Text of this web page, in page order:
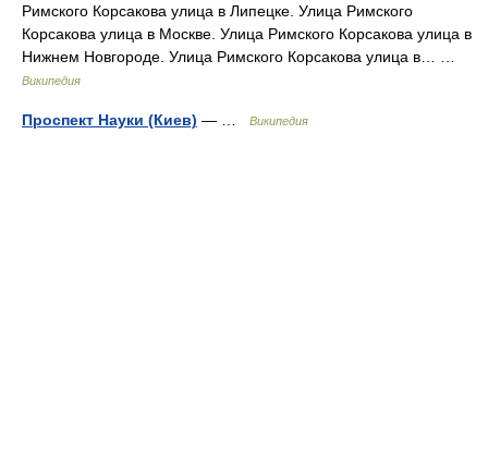
Римского Корсакова улица в Липецке. Улица Римского
Корсакова улица в Москве. Улица Римского Корсакова улица в
Нижнем Новгороде. Улица Римского Корсакова улица в… …
Википедия
Проспект Науки (Киев) — … Википедия